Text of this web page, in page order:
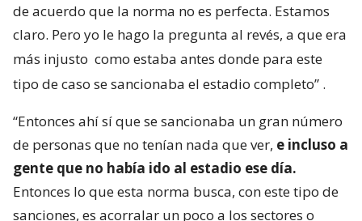
de acuerdo que la norma no es perfecta. Estamos
claro. Pero yo le hago la pregunta al revés, a que era
más injusto como estaba antes donde para este
tipo de caso se sancionaba el estadio completo” .
“Entonces ahí sí que se sancionaba un gran número
de personas que no tenían nada que ver, e incluso a
gente que no había ido al estadio ese día.
Entonces lo que esta norma busca, con este tipo de
sanciones, es acorralar un poco a los sectores o